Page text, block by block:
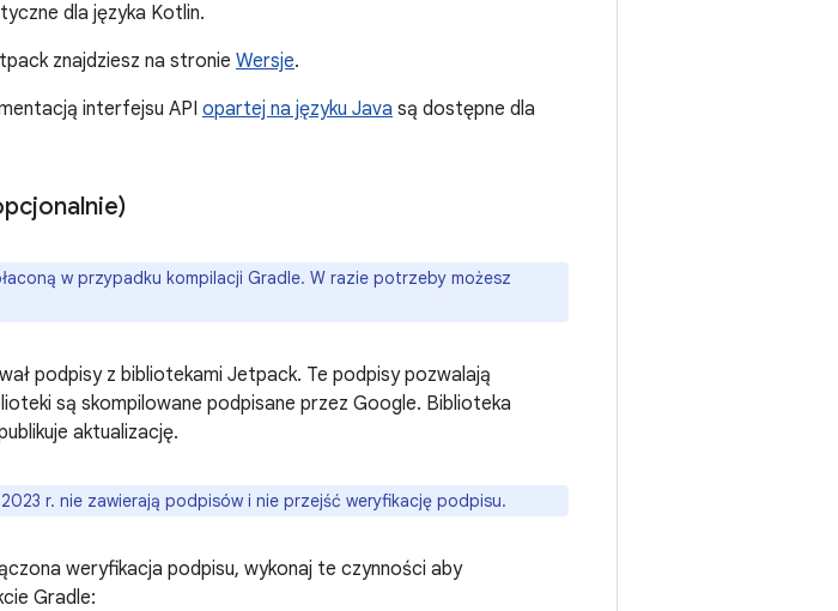
dla języka Kotlin.
znajdziesz na stronie Wersje.
interfejsu API opartej na języku Java są dostępne dla
w przypadku kompilacji Gradle. W razie potrzeby możesz
podpisy z bibliotekami Jetpack. Te podpisy pozwalają
są skompilowane podpisane przez Google. Biblioteka
aktualizację.
r. nie zawierają podpisów i nie przejść weryfikację podpisu.
weryfikacja podpisu, wykonaj te czynności aby
Gradle: